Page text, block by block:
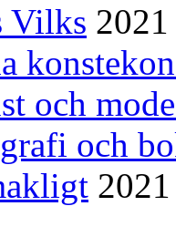
Vilks
och
och